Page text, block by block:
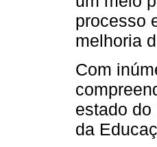
processo
melhoria
Com
estado
da